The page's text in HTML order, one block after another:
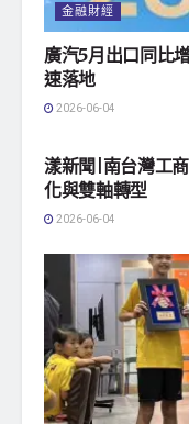
金融財經
廣汽5月出口同比
速落地
2026-06-04
漾新聞|南台灣工
化與雙軸轉型
2026-06-04